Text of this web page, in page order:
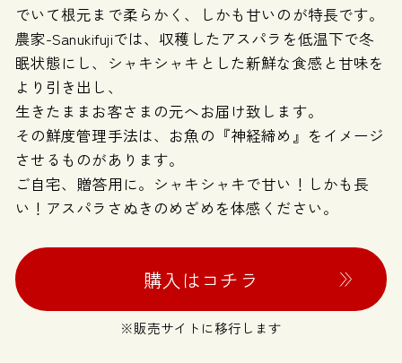
でいて根元まで柔らかく、しかも甘いのが特長です。
農家-Sanukifujiでは、収穫したアスパラを低温下で冬
眠状態にし、シャキシャキとした新鮮な食感と甘味を
より引き出し、
生きたままお客さまの元へお届け致します。
その鮮度管理手法は、お魚の『神経締め』をイメージ
させるものがあります。
ご自宅、贈答用に。シャキシャキで甘い！しかも長
い！アスパラさぬきのめざめを体感ください。
購入はコチラ
※販売サイトに移行します